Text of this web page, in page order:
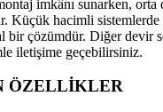
imkânı sunarken, orta
Küçük hacimli
bir çözümdür. Diğer devir
iletişime geçebilirsiniz.
ÖZELLİKLER